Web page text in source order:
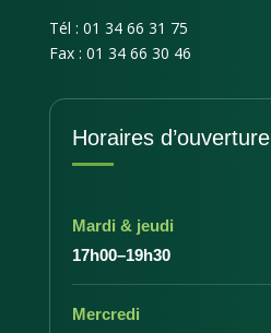
Tél : 01 34 66 31 75
Fax : 01 34 66 30 46
Horaires d’ouverture
Mardi & jeudi
17h00–19h30
Mercredi